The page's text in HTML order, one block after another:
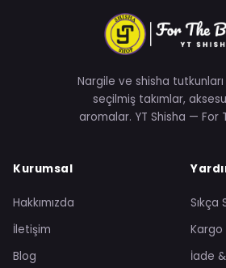
Nargile ve shisha
seçilmiş takımlar,
aromalar. YT Shisha — For
Kurumsal
Hakkımızda
İletişim
Blog
Sıkça
Kargo
İade